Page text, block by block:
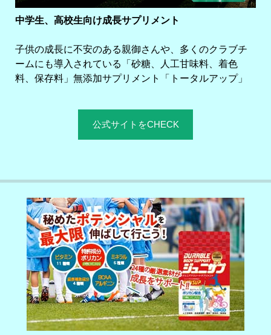
中学生、高校生向け成長サプリメント
子供の成長に不安のある親御さんや、多くのクラブチ
ームにも導入されている「砂糖、人工甘味料、着色
料、保存料」無添加サプリメント「トータルアップ」
公式サイトをCHECK